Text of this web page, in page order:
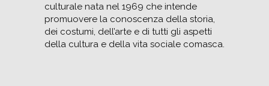
culturale nata nel 1969 che intende
promuovere la conoscenza della storia,
dei costumi, dell’arte e di tutti gli aspetti
della cultura e della vita sociale comasca.